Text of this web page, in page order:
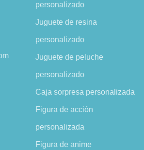
personalizado
Juguete de resina
personalizado
Juguete de peluche
personalizado
Caja sorpresa personalizada
Figura de acción
personalizada
Figura de anime